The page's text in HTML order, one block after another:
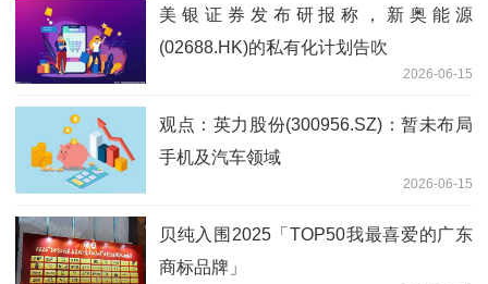
美银证券发布研报称，新奥能源
(02688.HK)的私有化计划告吹
2026-06-15
观点：英力股份(300956.SZ)：暂未布局
手机及汽车领域
2026-06-15
贝纯入围2025「TOP50我最喜爱的广东
商标品牌」